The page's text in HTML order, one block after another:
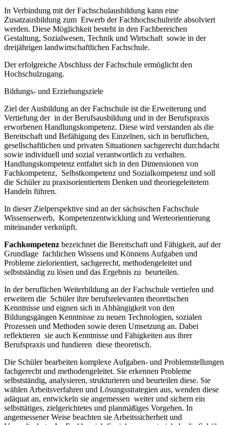
In Verbindung mit der Fachschulausbildung kann eine
Zusatzausbildung zum Erwerb der Fachhochschulreife absolviert
werden. Diese Möglichkeit besteht in den Fachbereichen
Gestaltung, Sozialwesen, Technik und Wirtschaft sowie in der
dreijährigen landwirtschaftlichen Fachschule.
Der erfolgreiche Abschluss der Fachschule ermöglicht den
Hochschulzugang.
Bildungs- und Erziehungsziele
Ziel der Ausbildung an der Fachschule ist die Erweiterung und
Vertiefung der in der Berufsausbildung und in der Berufspraxis
erworbenen Handlungskompetenz. Diese wird verstanden als die
Bereitschaft und Befähigung des Einzelnen, sich in beruflichen,
gesellschaftlichen und privaten Situationen sachgerecht durchdacht
sowie individuell und sozial verantwortlich zu verhalten.
Handlungskompetenz entfaltet sich in den Dimensionen von
Fachkompetenz, Selbstkompetenz und Sozialkompetenz und soll
die Schüler zu praxisorientiertem Denken und theoriegeleitetem
Handeln führen.
In dieser Zielperspektive sind an der sächsischen Fachschule
Wissenserwerb, Kompetenzentwicklung und Werteorientierung
miteinander verknüpft.
Fachkompetenz bezeichnet die Bereitschaft und Fähigkeit, auf der
Grundlage fachlichen Wissens und Könnens Aufgaben und
Probleme zielorientiert, sachgerecht, methodengeleitet und
selbstständig zu lösen und das Ergebnis zu beurteilen.
In der beruflichen Weiterbildung an der Fachschule vertiefen und
erweitern die Schüler ihre berufsrelevanten theoretischen
Kenntnisse und eignen sich in Abhängigkeit von den
Bildungsgängen Kenntnisse zu neuen Technologien, sozialen
Prozessen und Methoden sowie deren Umsetzung an. Dabei
reflektieren sie auch Kenntnisse und Fähigkeiten aus ihrer
Berufspraxis und fundieren diese theoretisch.
Die Schüler bearbeiten komplexe Aufgaben- und Problemstellungen
fachgerecht und methodengeleitet. Sie erkennen Probleme
selbstständig, analysieren, strukturieren und beurteilen diese. Sie
wählen Arbeitsverfahren und Lösungsstrategien aus, wenden diese
adäquat an, entwickeln sie angemessen weiter und sichern ein
selbsttätiges, zielgerichtetes und planmäßiges Vorgehen. In
angemessener Weise beachten sie Arbeitssicherheit und